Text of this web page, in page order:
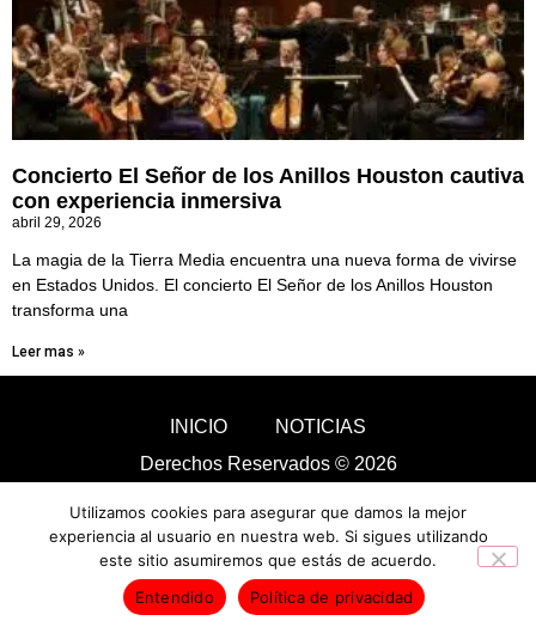
Concierto El Señor de los Anillos Houston cautiva
con experiencia inmersiva
abril 29, 2026
La magia de la Tierra Media encuentra una nueva forma de vivirse
en Estados Unidos. El concierto El Señor de los Anillos Houston
transforma una
Leer mas »
INICIO
NOTICIAS
Derechos Reservados © 2026
Utilizamos cookies para asegurar que damos la mejor
experiencia al usuario en nuestra web. Si sigues utilizando
este sitio asumiremos que estás de acuerdo.
Entendido
Política de privacidad